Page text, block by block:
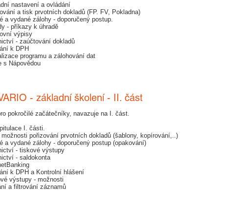
nastavení a ovládání
a tisk prvotních dokladů (FP. FV, Pokladna)
a vydané zálohy - doporučený postup.
- příkazy k úhradě
výpisy
- zaúčtování dokladů
k DPH
programu a zálohování dat
s Nápovědou
- základní školení - II. část
pokročilé začátečníky, navazuje na I. část.
I. části.
možnosti pořizování prvotních dokladů (šablony, kopírování,..)
a vydané zálohy - doporučený postup (opakování)
- tiskové výstupy
- saldokonta
k DPH a Kontrolní hlášení
výstupy - možnosti
a filtrování záznamů